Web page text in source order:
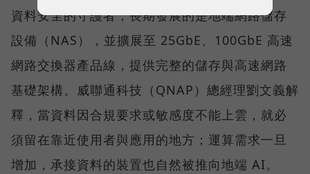
資料安全的守護者，長期發展的是地端網路儲存
設備（NAS），並擴展至 25GbE、100GbE 高速
網路交換器產品線，提供完整的儲存與高速網路
基礎架構。威聯通科技（QNAP）總經理劉文義解
釋，當資料因合規要求或敏感度不能上雲，就必
須留在靠近使用者與應用的地方；運算需求一旦
增加，承接資料的裝置也自然被推向地端 AI。